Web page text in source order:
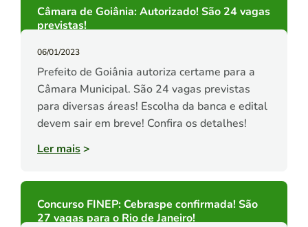
Câmara de Goiânia: Autorizado! São 24 vagas
previstas!
06/01/2023
Prefeito de Goiânia autoriza certame para a
Câmara Municipal. São 24 vagas previstas
para diversas áreas! Escolha da banca e edital
devem sair em breve! Confira os detalhes!
Ler mais>
Concurso FINEP: Cebraspe confirmada! São
27 vagas para o Rio de Janeiro!